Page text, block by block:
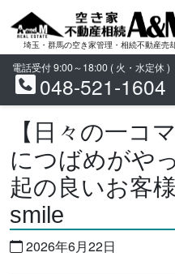
ン
へ
ッ
プ
埼玉・群馬の空き家管理・相続不動産売
電話受付 9:00～18:00 ( 火・水定休 )
048-521-1604
【日々の一コ
につばめがや
起の良いお客
smile
2026年6月22日